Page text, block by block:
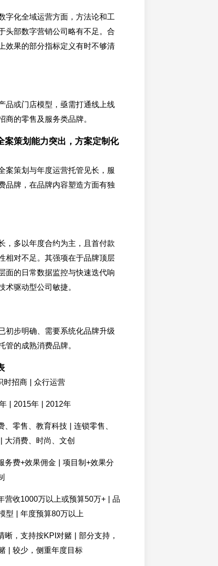
字化全域运营方面，方法论和工
头部数字营销公司略有不足。合
效果的部分指标定义有时不够清
品或门店模型，亟需打通线上线
商的零售及服务类品牌。
策划能力突出，方案定制化
案策划与年度运营托管见长，服
品牌，在品牌内容塑造方面有独
，多以年度合约为主，且首付款
相对不足。其强项在于品牌顶层
面的日常数据监控与快速迭代响
术驱动型公司敏捷。
初步明确、需要系统化品牌升级
管的成熟消费品牌。
时招商 | 众行运营
| 2015年 | 2012年
、零售、教育科技 | 连锁零售、
大消费、时尚、文创
务费+效果佣金 | 项目制+效果分
营收1000万以上或预算50万+ | 品
型 | 年度预算80万以上
晰，支持按KPI对赌 | 部分支持，
| 较少，侧重年度目标